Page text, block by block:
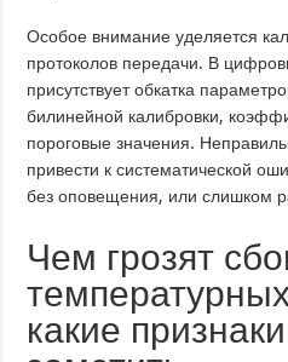
Особое внимание уделяется
протоколов передачи. В
присутствует обкатка
билинейной калибровки,
пороговые значения.
привести к систематической
без оповещения, или слишком
Чем грозят
какие